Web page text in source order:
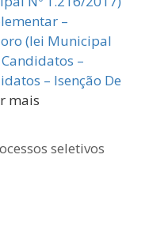
–
(lei Municipal
–
– Isenção De
mais
seletivos